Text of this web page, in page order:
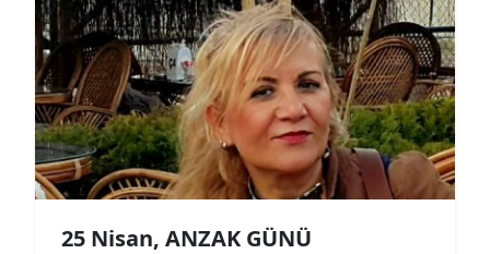
25 Nisan, ANZAK GÜNÜ